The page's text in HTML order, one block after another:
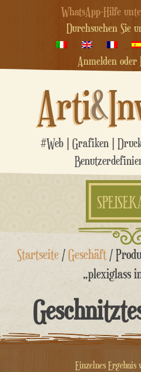
WhatsApp-Hilfe
Durchsuchen Sie
Anmelden oder
Arti&
#Web | Grafiken |
Zum
InhaltStartseite/Geschäft/
„plexiglass
Einzelnes